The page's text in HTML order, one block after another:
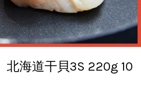
北海道干貝3S 220g 10